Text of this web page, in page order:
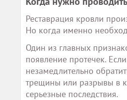
Реставрация кровли
Но когда именно
Один из главных
появление протечек.
незамедлительно
трещины или разрывы в
серьезные последствия.